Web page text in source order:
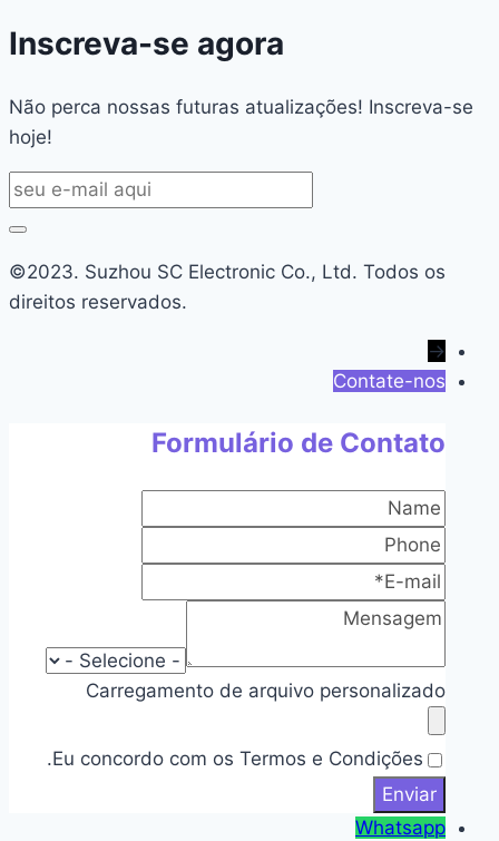
Inscreva-se agora
Não perca nossas futuras atualizações! Inscreva-se
hoje!
©2023. Suzhou SC Electronic Co., Ltd. Todos os
direitos reservados.
→
Contate-nos
Formulário de Contato
Carregamento de arquivo personalizado
Eu concordo com os Termos e Condições.
Whatsapp